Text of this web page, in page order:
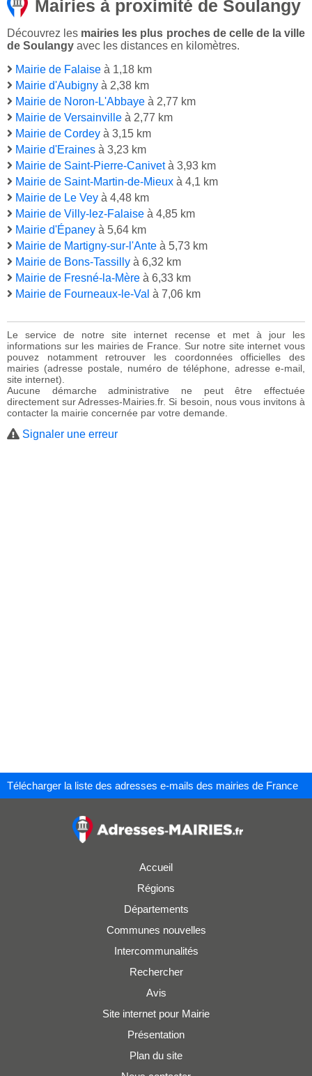
Mairies à proximité de Soulangy
Découvrez les mairies les plus proches de celle de la ville
de Soulangy avec les distances en kilomètres.
Mairie de Falaise à 1,18 km
Mairie d'Aubigny à 2,38 km
Mairie de Noron-L'Abbaye à 2,77 km
Mairie de Versainville à 2,77 km
Mairie de Cordey à 3,15 km
Mairie d'Eraines à 3,23 km
Mairie de Saint-Pierre-Canivetà 3,93 km
Mairie de Saint-Martin-de-Mieux à 4,1 km
Mairie de Le Vey à 4,48 km
Mairie de Villy-lez-Falaise à 4,85 km
Mairie d'Épaney à 5,64 km
Mairie de Martigny-sur-l'Ante à 5,73 km
Mairie de Bons-Tassilly à 6,32 km
Mairie de Fresné-la-Mère à 6,33 km
Mairie de Fourneaux-le-Val à 7,06 km
Le service de notre site internet recense et met à jour les
informations sur les mairies de France. Sur notre site internet vous
pouvez notamment retrouver les coordonnées officielles des
mairies (adresse postale, numéro de téléphone, adresse e-mail,
site internet).
Aucune démarche administrative ne peut être effectuée
directement sur Adresses-Mairies.fr. Si besoin, nous vous invitons à
contacter la mairie concernée par votre demande.
Signaler une erreur
Télécharger la liste des adresses e-mails des mairies de France
Accueil
Régions
Départements
Communes nouvelles
Intercommunalités
Rechercher
Avis
Site internet pour Mairie
Présentation
Plan du site